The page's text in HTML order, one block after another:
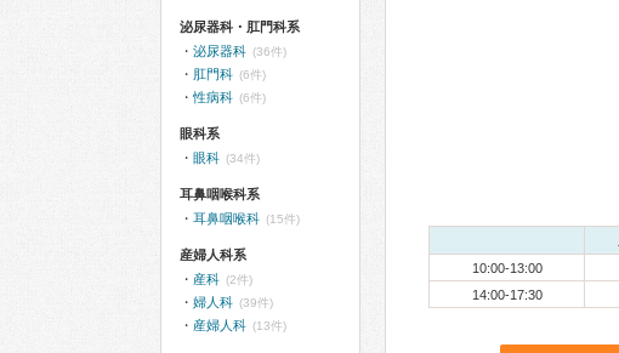
10:00-13:00
14:00-17:30
泌尿器科・肛門科系
泌尿器科 (36件)
肛門科 (6件)
性病科 (6件)
眼科系
眼科 (34件)
耳鼻咽喉科系
耳鼻咽喉科 (15件)
産婦人科系
産科 (2件)
婦人科 (39件)
産婦人科 (13件)